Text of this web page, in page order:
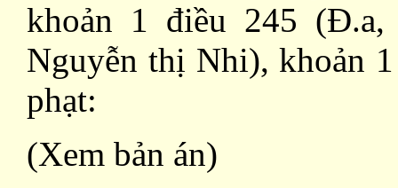
khoản 1 điều 245
Nguyễn thị Nhi), khoản
phạt:
(Xem bản án)